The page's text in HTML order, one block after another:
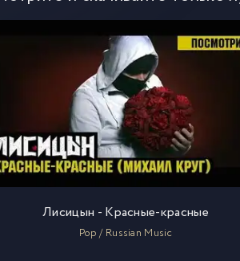
Лисицын - Красные-красные
Pop / Russian Music